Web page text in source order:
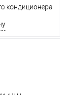
кондиционера